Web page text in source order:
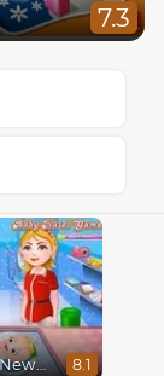
7.3
Baby Hazel Newborn Vaccination 8.1